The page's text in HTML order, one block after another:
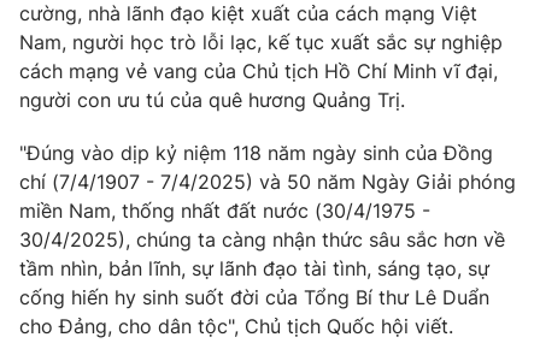
cường, nhà lãnh đạo kiệt xuất của cách mạng Việt
Nam, người học trò lỗi lạc, kế tục xuất sắc sự nghiệp
cách mạng vẻ vang của Chủ tịch Hồ Chí Minh vĩ đại,
người con ưu tú của quê hương Quảng Trị.
"Đúng vào dịp kỷ niệm 118 năm ngày sinh của Đồng
chí (7/4/1907 - 7/4/2025) và 50 năm Ngày Giải phóng
miền Nam, thống nhất đất nước (30/4/1975 -
30/4/2025), chúng ta càng nhận thức sâu sắc hơn về
tầm nhìn, bản lĩnh, sự lãnh đạo tài tình, sáng tạo, sự
cống hiến hy sinh suốt đời của Tổng Bí thư Lê Duẩn
cho Đảng, cho dân tộc", Chủ tịch Quốc hội viết.